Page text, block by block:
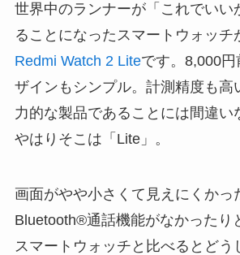
世界中のランナーが「これでいい
ることになったスマートウォッチ
Redmi Watch 2 Liteです。8,000
ザインもシンプル。計測精度も高
力的な製品であることには間違い
やはりそこは「Lite」。
画面がやや小さくて見えにくかっ
Bluetooth®通話機能がなかったり
スマートウォッチと比べるとどう